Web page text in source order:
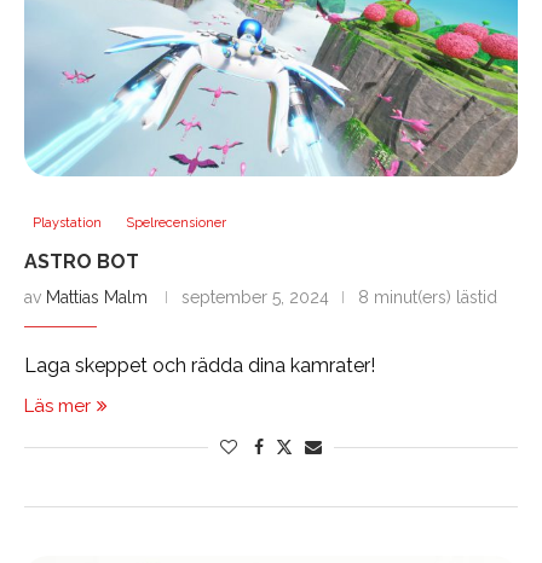
Playstation Spelrecensioner
ASTRO BOT
av Mattias Malm september 5, 2024 8 minut(ers) lästid
Laga skeppet och rädda dina kamrater!
Läs mer